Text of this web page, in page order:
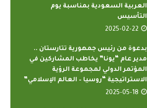
العربية السعودية بمناسبة يوم
التأسيس
2025-02-22
بدعوة من رئيس جمهورية تتارستان ..
مدير عام “يونا” يخاطب المشاركين في
المؤتمر الدولي لمجموعة الرؤية
الاستراتيجية “روسيا – العالم الإسلامي”
2025-05-18